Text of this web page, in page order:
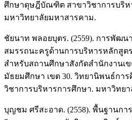
ศึกษาดุษฎีบัณฑิต สาขาวิชาการบริ
มหาวิทยาลัยมหาสารคาม.
ชัยนาท พลอยบุตร. (2559). การพัฒน
สมรรถนะครูด้านการบริหารหลักสูต
สำหรับสถานศึกษาสังกัดสำนักงานเ
มัธยมศึกษา เขต 30. วิทยานิพนธ์ก
วิชาการบริหารการศึกษา. มหาวิทย
บุญชม ศรีสะอาด. (2558). พื้นฐานก